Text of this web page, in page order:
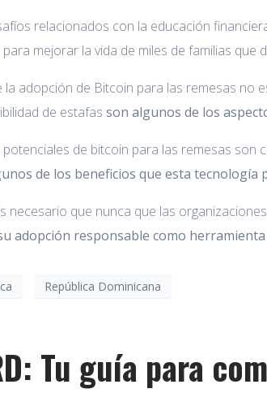
relacionados con la educación
para mejorar la vida de miles de familias que
adopción de Bitcoin para las remesas no
de estafas son algunos de los
de bitcoin para las remesas
de los beneficios que esta tecnología
necesario que nunca que las
adopción responsable como herramienta
República Dominicana
Tu guía para